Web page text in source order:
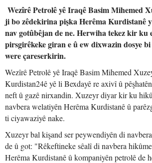
Wezîrê Petrolê yê Iraqê Basim Mihemed
ji bo zêdekirina pişka Herêma Kurdistanê
nav gotûbêjan de ne. Herwiha tekez kir ku
pirsgirêkeke giran e û ew dixwazin dosye
were çareserkirin.
Wezîrê Petrolê yê Iraqê Basim Mihemed
Kurdistan24ê yê li Bexdayê re axivî û
neft û gazê nirxandin. Xuzeyr diyar kir ku
navbera welatiyên Herêma Kurdistanê û
ti ciyawaziyê nake.
Xuzeyr bal kişand ser peywendiyên di
de û got: "Rêkeftineke sêalî di navbera
Herêma Kurdistanê û kompaniyên petrolê de